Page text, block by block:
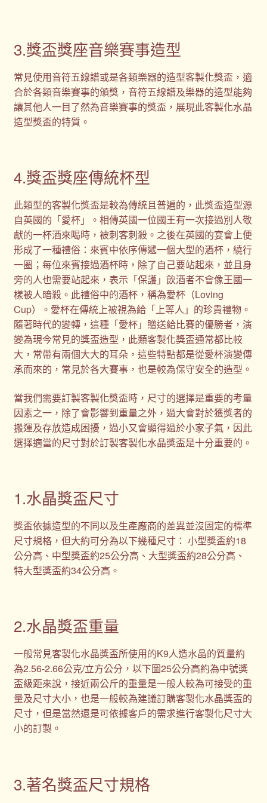
3.獎盃獎座音樂賽事造型
常見使用音符五線譜或是各類樂器的造型客製化獎盃，適
合於各類音樂賽事的頒獎，音符五線譜及樂器的造型能夠
讓其他人一目了然為音樂賽事的獎盃，展現此客製化水晶
造型獎盃的特質。
4.獎盃獎座傳統杯型
此類型的客製化獎盃是較為傳統且普遍的，此獎盃造型源
自英國的「愛杯」。相傳英國一位國王有一次接過別人敬
獻的一杯酒來喝時，被刺客刺殺。之後在英國的宴會上便
形成了一種禮俗：來賓中依序傳遞一個大型的酒杯，繞行
一圈；每位來賓接過酒杯時，除了自己要站起來，並且身
旁的人也需要站起來，表示「保護」飲酒者不會像王國一
樣被人暗殺。此禮俗中的酒杯，稱為愛杯（Loving
Cup）。愛杯在傳統上被視為給「上等人」的珍貴禮物。
隨著時代的變轉，這種「愛杯」贈送給比賽的優勝者，演
變為現今常見的獎盃造型，此類客製化獎盃通常都比較
大，常帶有兩個大大的耳朵，這些特點都是從愛杯演變傳
承而來的，常見於各大賽事，也是較為保守安全的造型。
當我們需要訂製客製化獎盃時，尺寸的選擇是重要的考量
因素之一，除了會影響到重量之外，過大會對於獲獎者的
搬運及存放造成困擾，過小又會顯得過於小家子氣，因此
選擇適當的尺寸對於訂製客製化水晶獎盃是十分重要的。
1.水晶獎盃尺寸
獎盃依據造型的不同以及生產廠商的差異並沒固定的標準
尺寸規格，但大約可分為以下幾種尺寸： 小型獎盃約18
公分高、中型獎盃約25公分高、大型獎盃約28公分高、
特大型獎盃約34公分高。
2.水晶獎盃重量
一般常見客製化水晶獎盃所使用的K9人造水晶的質量約
為2.56-2.66公克/立方公分，以下圖25公分高約為中號獎
盃級距來說，接近兩公斤的重量是一般人較為可接受的重
量及尺寸大小，也是一般較為建議訂購客製化水晶獎盃的
尺寸，但是當然還是可依據客戶的需求進行客製化尺寸大
小的訂製。
3.著名獎盃尺寸規格